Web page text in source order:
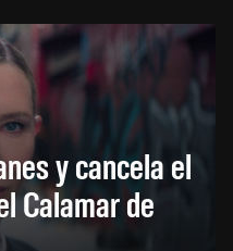
y cancela el
Calamar de